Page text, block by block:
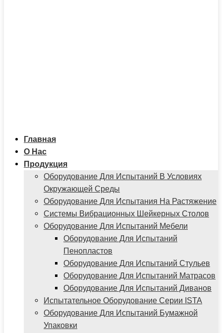
Главная
О Нас
Продукция
Оборудование Для Испытаний В Условиях
Окружающей Среды
Оборудование Для Испытания На Растяжение
Системы Вибрационных Шейкерных Столов
Оборудование Для Испытаний Мебели
Оборудование Для Испытаний
Пенопластов
Оборудование Для Испытаний Стульев
Оборудование Для Испытаний Матрасов
Оборудование Для Испытаний Диванов
Испытательное Оборудование Серии ISTA
Оборудование Для Испытаний Бумажной
Упаковки